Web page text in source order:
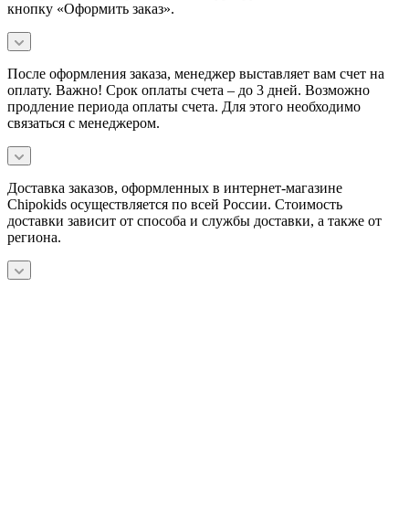
кнопку «Оформить заказ».
После оформления заказа, менеджер выставляет вам счет на
оплату. Важно! Срок оплаты счета – до 3 дней. Возможно
продление периода оплаты счета. Для этого необходимо
связаться с менеджером.
Доставка заказов, оформленных в интернет-магазине
Chipokids осуществляется по всей России. Стоимость
доставки зависит от способа и службы доставки, а также от
региона.